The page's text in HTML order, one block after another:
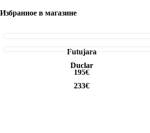
Избранное в магазине
Futujara
195€
Duclar
233€